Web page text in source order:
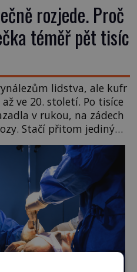
rozjede. Proč
téměř pět tisíc
lidstva, ale kufr
ve 20. století. Po tisíce
v rukou, na zádech
Stačí přitom jediný
Jenže právě ten
jednou se na letišti